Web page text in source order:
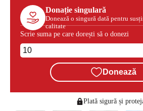
Donație singulară
Donează o singură dată pentru
calitate
Scrie suma pe care dorești să o donezi
Donează
Plată sigură și